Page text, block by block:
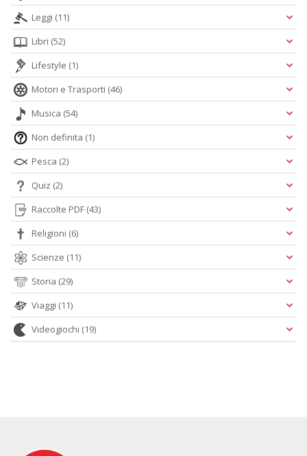
Leggi (11)
Libri (52)
Lifestyle (1)
Motori e Trasporti (46)
Musica (54)
Non definita (1)
Pesca (2)
Quiz (2)
Raccolte PDF (43)
Religioni (6)
Scienze (11)
Storia (29)
Viaggi (11)
Videogiochi (19)